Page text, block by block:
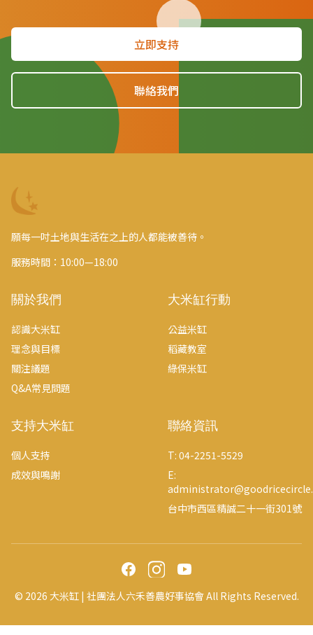
立即支持
聯絡我們
願每一吋土地與生活在之上的人都能被善待。
服務時間：10:00—18:00
關於我們
認識大米缸
理念與目標
關注議題
Q&A常見問題
大米缸行動
公益米缸
稻藏教室
綠保米缸
支持大米缸
個人支持
成效與鳴謝
聯絡資訊
T: 04-2251-5529
E:
台中市西區精誠二十一街301號
© 2026 大米缸 | 社團法人六禾善農好事協會 All Rights Reserved.